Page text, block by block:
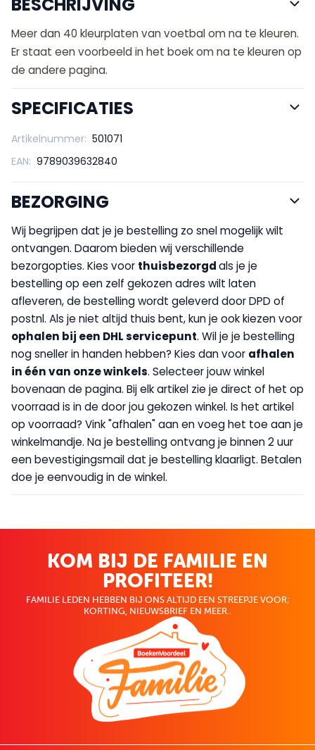
Meer dan 40 kleurplaten van voetbal om na te kleuren.
Er staat een voorbeeld in het boek om na te kleuren op
de andere pagina.
SPECIFICATIES
Artikelnummer: 501071
EAN: 9789039632840
BEZORGING
Wij begrijpen dat je je bestelling zo snel mogelijk wilt
ontvangen. Daarom bieden wij verschillende
bezorgopties. Kies voor thuisbezorgdals je je
bestelling op een zelf gekozen adres wilt laten
afleveren, de bestelling wordt geleverd door DPD of
postnl. Als je niet altijd thuis bent, kun je ook kiezen voor
ophalen bij een DHL servicepunt. Wil je je bestelling
nog sneller in handen hebben? Kies dan voor afhalen
in één van onze winkels. Selecteer jouw winkel
bovenaan de pagina. Bij elk artikel zie je direct of het op
voorraad is in de door jou gekozen winkel. Is het artikel
op voorraad? Vink "afhalen" aan en voeg het toe aan je
winkelmandje. Na je bestelling ontvang je binnen 2 uur
een bevestigingsmail dat je bestelling klaarligt. Betalen
doe je eenvoudig in de winkel.
KOM BIJ DE FAMILIE EN
PROFITEER!
FAMILIE LEDEN HEBBEN BIJ ONS ALTIJD EEN STREEPJE VOOR;
KORTING, NIEUWSBRIEF EN MEER..